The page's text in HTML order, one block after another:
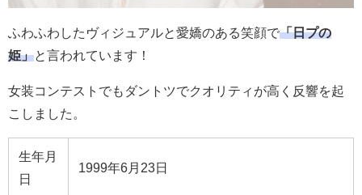
ふわふわしたヴィジュアルと愛嬌のある笑顔で「日プの
姫」と言われています！
女装コンテストでもダントツでクオリティが高く反響を起
こしました。
生年月
日
1999年6月23日